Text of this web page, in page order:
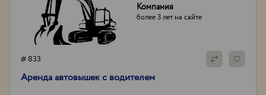
Компания
более 3 лет на сайте
# 833
Аренда автовышек с водителем